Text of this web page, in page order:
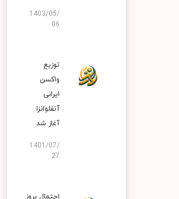
1403/05/
06
توزیع
واکسن
ایرانی
آنفلوانزا
آغاز شد
1401/07/
27
احتمال بروز